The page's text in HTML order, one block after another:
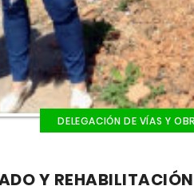
DELEGACIÓN DE VÍAS Y
Y